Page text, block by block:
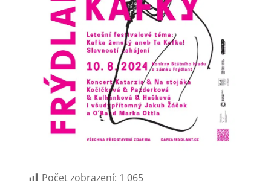
Počet zobrazení: 1 065